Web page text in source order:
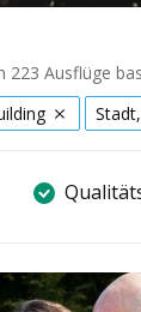
223 Ausflüge